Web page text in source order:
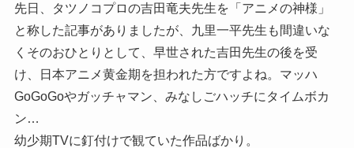
先日、タツノコプロの吉田竜夫先生を「アニメの神様」
と称した記事がありましたが、九里一平先生も間違いな
くそのおひとりとして、早世された吉田先生の後を受
け、日本アニメ黄金期を担われた方ですよね。マッハ
GoGoGoやガッチャマン、みなしごハッチにタイムボカ
ン…
幼少期TVに釘付けで観ていた作品ばかり。